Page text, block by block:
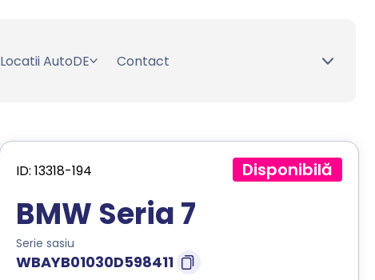
Locatii AutoDE Contact
ID: 13318-194 Disponibilă
BMW Seria 7
Serie sasiu
WBAYB01030D598411